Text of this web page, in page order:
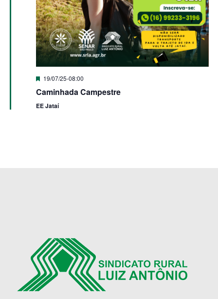
Destacado
19/07/25-08:00
Caminhada Campestre
EE Jataí